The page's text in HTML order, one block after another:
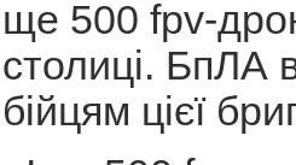
ще 500 fpv-
столиці. БпЛА
бійцям цієї